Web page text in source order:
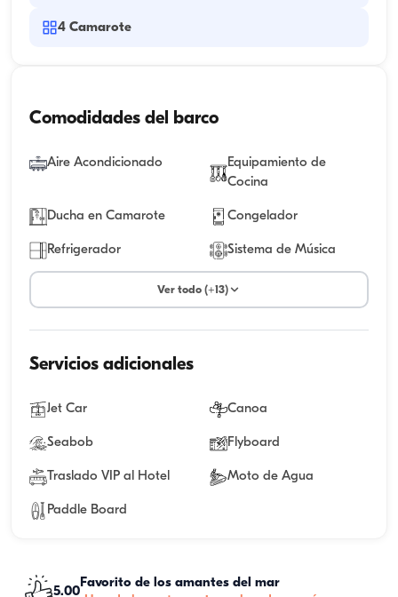
4 Camarote
Comodidades del barco
Aire Acondicionado
Equipamiento de
Cocina
Ducha en Camarote Congelador
Refrigerador Sistema de Música
Ver todo (+13)
Servicios adicionales
Jet Car Canoa
Seabob Flyboard
Traslado VIP al Hotel Moto de Agua
Paddle Board
5.00
Favorito de los amantes del mar